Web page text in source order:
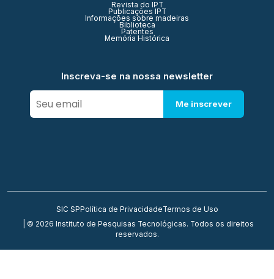
Revista do IPT
Publicações IPT
Informações sobre madeiras
Biblioteca
Patentes
Memória Histórica
Inscreva-se na nossa newsletter
Me inscrever
SIC SP Política de PrivacidadeTermos de Uso
| © 2026 Instituto de Pesquisas Tecnológicas. Todos os direitos
reservados.